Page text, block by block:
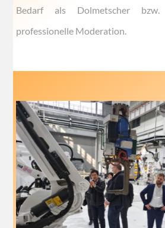
Bedarf als Dolmetscher
professionelle Moderation.